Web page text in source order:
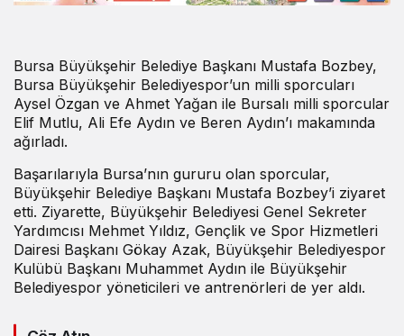
Bursa Büyükşehir Belediye Başkanı Mustafa Bozbey,
Bursa Büyükşehir Belediyespor’un milli sporcuları
Aysel Özgan ve Ahmet Yağan ile Bursalı milli sporcular
Elif Mutlu, Ali Efe Aydın ve Beren Aydın’ı makamında
ağırladı.
Başarılarıyla Bursa’nın gururu olan sporcular,
Büyükşehir Belediye Başkanı Mustafa Bozbey’i ziyaret
etti. Ziyarette, Büyükşehir Belediyesi Genel Sekreter
Yardımcısı Mehmet Yıldız, Gençlik ve Spor Hizmetleri
Dairesi Başkanı Gökay Azak, Büyükşehir Belediyespor
Kulübü Başkanı Muhammet Aydın ile Büyükşehir
Belediyespor yöneticileri ve antrenörleri de yer aldı.